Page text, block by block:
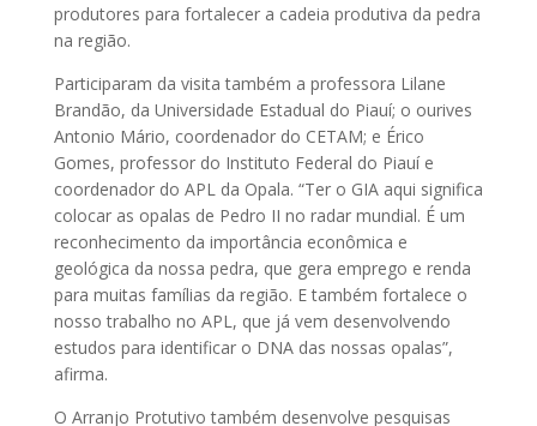
produtores para fortalecer a cadeia produtiva da pedra
na região.
Participaram da visita também a professora Lilane
Brandão, da Universidade Estadual do Piauí; o ourives
Antonio Mário, coordenador do CETAM; e Érico
Gomes, professor do Instituto Federal do Piauí e
coordenador do APL da Opala. “Ter o GIA aqui significa
colocar as opalas de Pedro II no radar mundial. É um
reconhecimento da importância econômica e
geológica da nossa pedra, que gera emprego e renda
para muitas famílias da região. E também fortalece o
nosso trabalho no APL, que já vem desenvolvendo
estudos para identificar o DNA das nossas opalas”,
afirma.
O Arranjo Protutivo também desenvolve pesquisas